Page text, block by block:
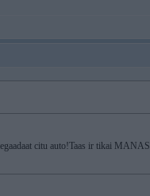
citu auto!Taas ir tikai MANAS